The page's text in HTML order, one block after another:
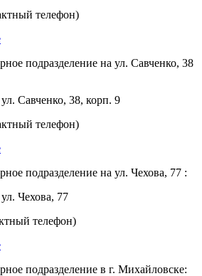
телефон)
подразделение на ул. Савченко, 38
Савченко, 38, корп. 9
телефон)
подразделение на ул. Чехова, 77 :
Чехова, 77
телефон)
подразделение в г. Михайловске: